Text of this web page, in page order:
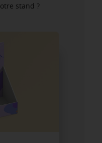
stand ?